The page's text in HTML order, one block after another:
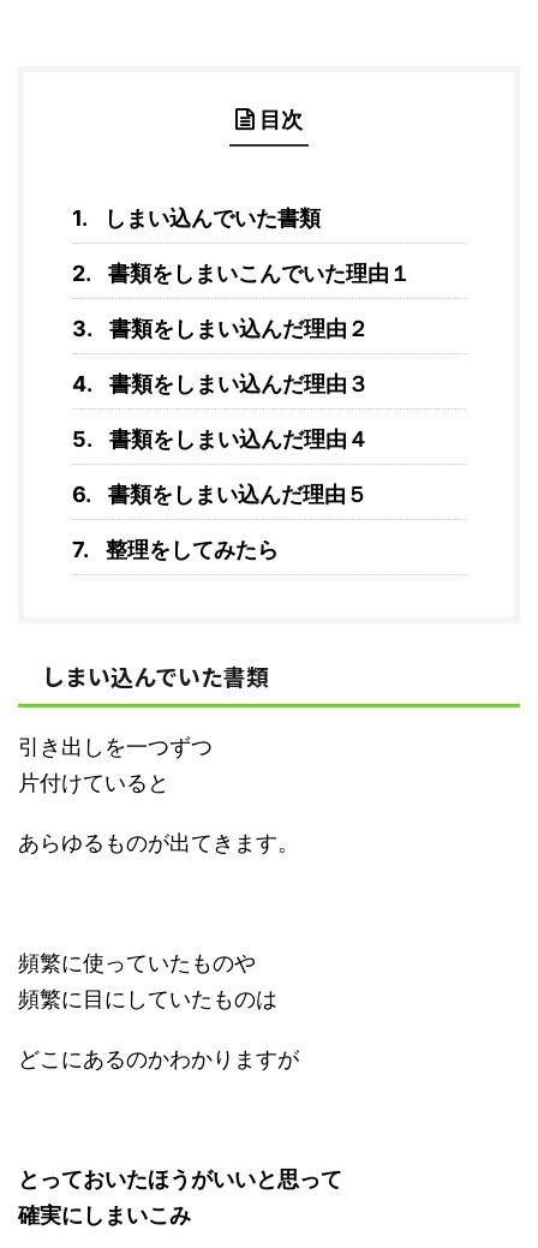
目次
しまい込んでいた書類
書類をしまいこんでいた理由１
書類をしまい込んだ理由２
書類をしまい込んだ理由３
書類をしまい込んだ理由４
書類をしまい込んだ理由５
整理をしてみたら
しまい込んでいた書類
引き出しを一つずつ
片付けていると
あらゆるものが出てきます。
頻繁に使っていたものや
頻繁に目にしていたものは
どこにあるのかわかりますが
とっておいたほうがいいと思って
確実にしまいこみ